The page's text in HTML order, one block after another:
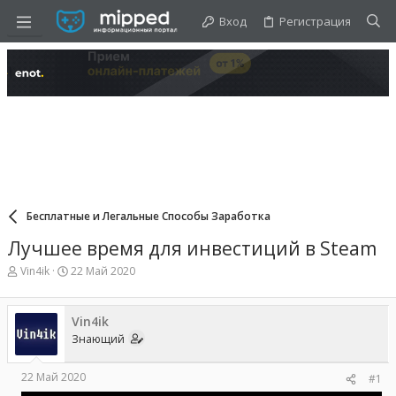
Вход Регистрация
Бесплатные и Легальные Способы Заработка
Лучшее время для инвестиций в Steam
А
т
о
р
т
е
ы
Vin4ik
Д
т
н
а
л
22 Май 2020
Vin4ik
Знающий
22 Май 2020 #1